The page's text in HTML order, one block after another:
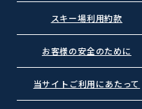
スキー場利用約款
お客様の安全のために
当サイトご利用にあたって